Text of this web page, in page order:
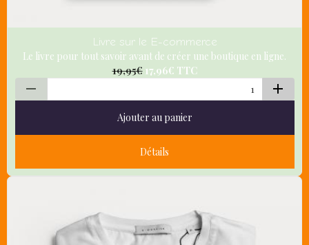
Livre sur le E-commerce
Le livre pour tout savoir avant de créer une boutique en ligne.
19,95€ 17,96€ TTC
Ajouter au panier
Détails